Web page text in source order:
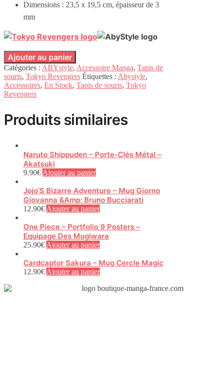
Dimensions : 23,5 x 19,5 cm, épaisseur de 3
mm
Ajouter au panier
Catégories : ABYstyle, Accessoire Manga, Tapis de
souris, Tokyo Revengers Étiquettes : Abystyle,
Accessoires, En Stock, Tapis de souris, Tokyo
Revengers
Produits similaires
Naruto Shippuden – Porte-Clés Métal –
Akatsuki
9.90€ Ajouter au panier
Jojo’S Bizarre Adventure – Mug Giorno
Giovanna &Amp; Bruno Bucciarati
12.90€ Ajouter au panier
One Piece – Portfolio 9 Posters –
Equipage Des Mugiwara
25.90€ Ajouter au panier
Cardcaptor Sakura – Mug Cercle Magic
12.90€ Ajouter au panier